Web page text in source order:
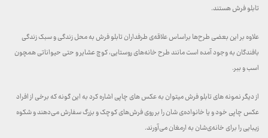
تابلو فرش هستند.
علاوه بر این بعضی طرح‌ها براساس علاقه‌ی طرفداران تابلو فرش به محل زندگی و سبک زندگی
بافندگان به وجود آمده است مانند طرح خانه‌های روستایی، کوچ عشایر و حتی حیواناتی همچون
اسب و ببر.
از دیگر نمونه های تابلو فرش میتوان به عکس های چاپی اشاره کرد به این گونه که برخی از افراد
عکس چاپی خود و یا خانواده‌ی شان را بر روی فرش‌های کوچک و بزرگ سفارش می‌دهند و شکوه
زیبایی را برای خانه‌ی‌شان به ارمغان می‌آورند.